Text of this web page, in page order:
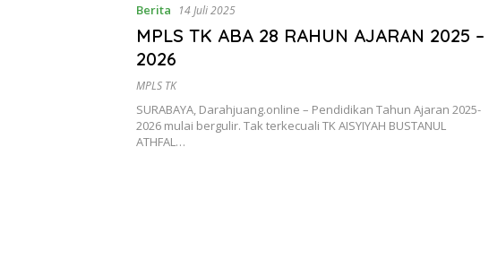
Berita 14 Juli 2025
MPLS TK ABA 28 RAHUN AJARAN 2025 –
2026
MPLS TK
SURABAYA, Darahjuang.online – Pendidikan Tahun Ajaran 2025-
2026 mulai bergulir. Tak terkecuali TK AISYIYAH BUSTANUL
ATHFAL…